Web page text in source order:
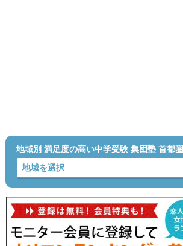
地域別 満足度の高い中学受験 集団塾 首都圏